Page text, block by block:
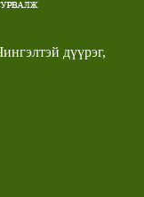
дүүрэг,